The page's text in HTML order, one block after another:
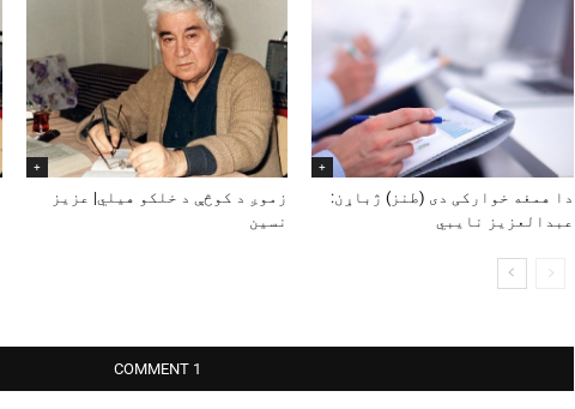
+
دا همغه خوارکی دی (طنز) ژباړن:
عبدالعزیز نایبي
+
زموږ د کوڅې د خلکو هیلي| عزیز
نسین
1 COMMENT